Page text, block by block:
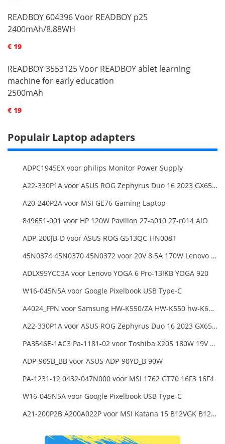
READBOY 604396 Voor READBOY p25
2400mAh/8.88WH
€ 19
READBOY 3553125 Voor READBOY ablet learning
machine for early education
2500mAh
€ 19
Populair Laptop adapters
ADPC1945EX voor philips Monitor Power Supply
A22-330P1A voor ASUS ROG Zephyrus Duo 16 2023 GX650PY
A20-240P2A voor MSI GE76 Gaming Laptop
849651-001 voor HP 120W Pavilion 27-a010 27-r014 AIO
ADP-200JB-D voor ASUS ROG G513QC-HN008T
45N0374 45N0370 45N0372 voor 20V 8.5A 170W Lenovo ThinkPad W540 T540P
ADLX95YCC3A voor Lenovo YOGA 6 Pro-13IKB YOGA 920
W16-045N5A voor Google Pixelbook USB Type-C
A4024_FPN voor Samsung HW-K550/ZA HW-K550 hw-K650 Soundbar
A22-330P1A voor ASUS ROG Zephyrus Duo 16 2023 GX650PY
PA3546E-1AC3 Pa-1181-02 voor Toshiba X205 180W 19V 9.5A Laptop DC Charger Power Supply
ADP-90SB_BB voor ASUS ADP-90YD_B 90W
PA-1231-12 0432-047N000 voor MSI 1762 GT70 16F3 16F4
W16-045N5A voor Google Pixelbook USB Type-C
A21-200P2B A200A022P voor MSI Katana 15 B12VGK B12VFK B12VEK